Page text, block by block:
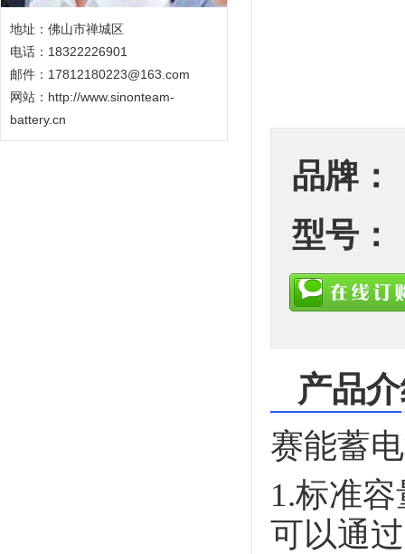
地址：佛山市禅城区
电话：18322226901
邮件：17812180223@163.com
网站： http://www.sinonteam-
battery.cn
品牌：
型号：
产品
赛能蓄
1.标准
可以通